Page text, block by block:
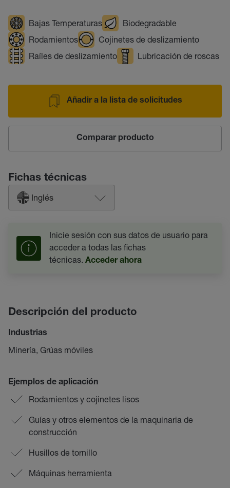
Bajas Temperaturas
Biodegradable
Rodamientos
Cojinetes de deslizamiento
Raíles de deslizamiento
Lubricación de roscas
Añadir a la lista de solicitudes
Comparar producto
Fichas técnicas
Inglés
Inicie sesión con sus datos de usuario para
acceder a todas las fichas
técnicas. Acceder ahora
Descripción del producto
Industrias
Minería, Grúas móviles
Ejemplos de aplicación
Rodamientos y cojinetes lisos
Guías y otros elementos de la maquinaria de
construcción
Husillos de tornillo
Máquinas herramienta